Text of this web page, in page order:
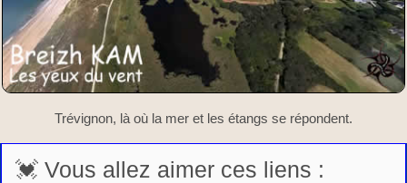
Trévignon, là où la mer et les étangs se répondent.
💓 Vous allez aimer ces liens :